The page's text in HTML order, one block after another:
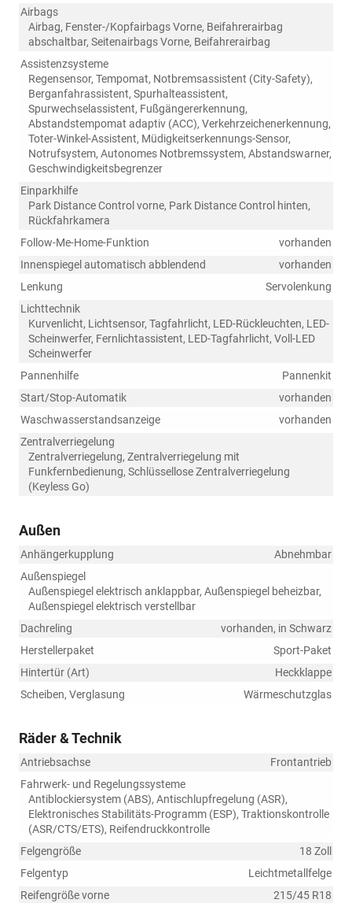
Airbags
Airbag, Fenster-/Kopfairbags Vorne, Beifahrerairbag
abschaltbar, Seitenairbags Vorne, Beifahrerairbag
Assistenzsysteme
Regensensor, Tempomat, Notbremsassistent (City-Safety),
Berganfahrassistent, Spurhalteassistent,
Spurwechselassistent, Fußgängererkennung,
Abstandstempomat adaptiv (ACC), Verkehrzeichenerkennung,
Toter-Winkel-Assistent, Müdigkeitserkennungs-Sensor,
Notrufsystem, Autonomes Notbremssystem, Abstandswarner,
Geschwindigkeitsbegrenzer
Einparkhilfe
Park Distance Control vorne, Park Distance Control hinten,
Rückfahrkamera
Follow-Me-Home-Funktion
vorhanden
Innenspiegel automatisch abblendend
vorhanden
Lenkung
Servolenkung
Lichttechnik
Kurvenlicht, Lichtsensor, Tagfahrlicht, LED-Rückleuchten, LED-
Scheinwerfer, Fernlichtassistent, LED-Tagfahrlicht, Voll-LED
Scheinwerfer
Pannenhilfe
Pannenkit
Start/Stop-Automatik
vorhanden
Waschwasserstandsanzeige
vorhanden
Zentralverriegelung
Zentralverriegelung, Zentralverriegelung mit
Funkfernbedienung, Schlüssellose Zentralverriegelung
(Keyless Go)
Außen
Anhängerkupplung
Abnehmbar
Außenspiegel
Außenspiegel elektrisch anklappbar, Außenspiegel beheizbar,
Außenspiegel elektrisch verstellbar
Dachreling
vorhanden, in Schwarz
Herstellerpaket
Sport-Paket
Hintertür (Art)
Heckklappe
Scheiben, Verglasung
Wärmeschutzglas
Räder & Technik
Antriebsachse
Frontantrieb
Fahrwerk- und Regelungssysteme
Antiblockiersystem (ABS), Antischlupfregelung (ASR),
Elektronisches Stabilitäts-Programm (ESP), Traktionskontrolle
(ASR/CTS/ETS), Reifendruckkontrolle
Felgengröße
18 Zoll
Felgentyp
Leichtmetallfelge
Reifengröße vorne
215/45 R18